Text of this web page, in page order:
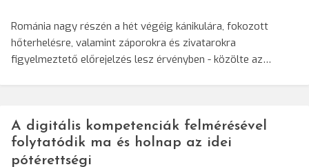
Románia nagy részén a hét végéig kánikulára, fokozott
hőterhelésre, valamint záporokra és zivatarokra
figyelmeztető előrejelzés lesz érvényben - közölte az…
A digitális kompetenciák felmérésével
folytatódik ma és holnap az idei
pótérettségi